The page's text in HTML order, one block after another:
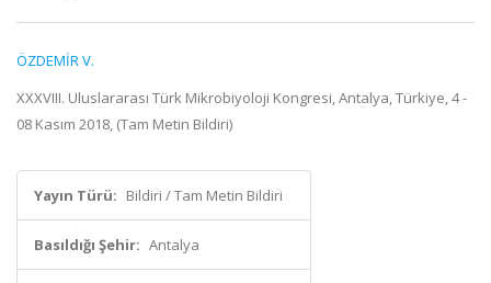
ÖZDEMİR V.
XXXVIII. Uluslararası Türk Mikrobiyoloji Kongresi, Antalya, Türkiye, 4 -
08 Kasım 2018, (Tam Metin Bildiri)
Yayın Türü: Bildiri / Tam Metin Bildiri
Basıldığı Şehir: Antalya